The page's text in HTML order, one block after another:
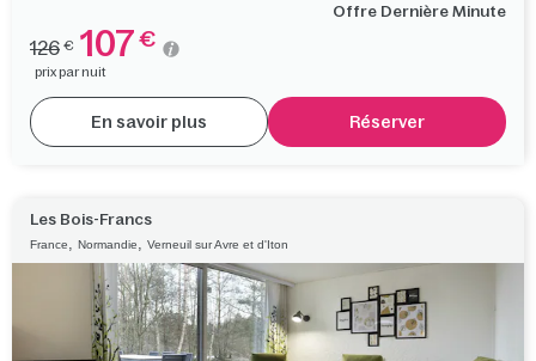
Offre Dernière Minute
126 € 107 €
prix par nuit
En savoir plus Réserver
Les Bois-Francs
France Normandie Verneuil sur Avre et d'Iton